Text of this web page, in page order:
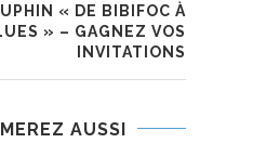
« DE BIBIFOC À
» – GAGNEZ VOS
INVITATIONS
AUSSI